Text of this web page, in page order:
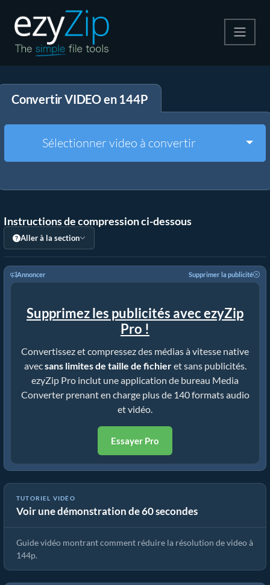
Décompresser
Autres outils
Convertir VIDEO en 144P
Sélectionner video à convertir
Instructions de compression ci-dessous
Aller à la section
Annoncer Supprimer la publicité
Supprimez les publicités avec ezyZip
Pro !
Convertissez et compressez des médias à vitesse native
avecsans limites de taille de fichieret sans publicités.
ezyZip Pro inclut une application de bureau Media
Converter prenant en charge plus de 140 formats audio
et vidéo.
Essayer Pro
TUTORIEL VIDÉO
Voir une démonstration de 60 secondes
Comment réduire la résolution de video à 1080p (Guide simple)
Guide vidéo montrant comment réduire la résolution de video à
144p.